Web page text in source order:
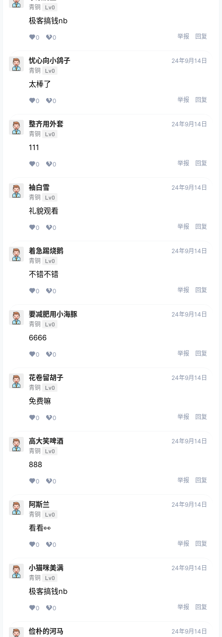
青铜 Lv0
极客搞钱nb
0 0 举报 回复
忧心向小鸽子
青铜 Lv0
24年9月14日
太棒了
0 0 举报 回复
整齐用外套
青铜 Lv0
24年9月14日
111
0 0 举报 回复
袖白雪
青铜 Lv0
24年9月14日
礼貌观看
0 0 举报 回复
着急踢烧鹅
青铜 Lv0
24年9月14日
不错不错
0 0 举报 回复
要减肥用小海豚
青铜 Lv0
24年9月14日
6666
0 0 举报 回复
花卷留胡子
青铜 Lv0
24年9月14日
免费嘛
0 0 举报 回复
高大笑啤酒
青铜 Lv0
24年9月14日
888
0 0 举报 回复
阿斯兰
青铜 Lv0
24年9月14日
看看👀
0 0 举报 回复
小猫咪美满
青铜 Lv0
24年9月14日
极客搞钱nb
0 0 举报 回复
俭朴的河马 24年9月14日